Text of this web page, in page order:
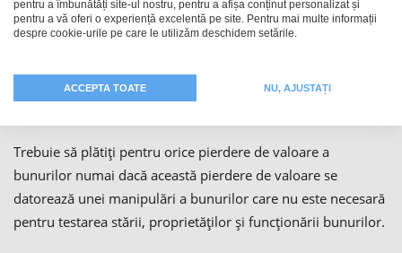
paisprezece zile de la data la care ne-ați notificat anularea
acestui contract. Termenul este respectat dacă trimiteți
Dumneavoastră suportați costurile directe de returnare a
Trebuie să plătiți pentru orice pierdere de valoare a
bunurilor numai dacă această pierdere de valoare se
datorează unei manipulări a bunurilor care nu este necesară
pentru testarea stării, proprietăților și funcționării bunurilor.
pentru a îmbunătăți site-ul nostru, pentru a afișa conținut personalizat și
pentru a vă oferi o experiență excelentă pe site. Pentru mai multe informații
despre cookie-urile pe care le utilizăm deschidem setările.
ACCEPTA TOATE NU, AJUSTAȚI